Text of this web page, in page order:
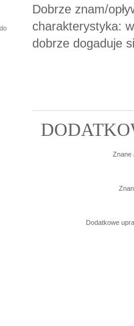
Dobrze znam/
charakterystyka:
dobrze dogaduje
Znane
Dodatkowe